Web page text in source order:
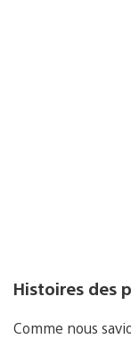
Histoires des
Comme nous